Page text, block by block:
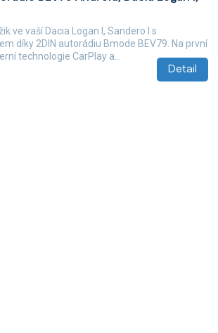
Detail
ve vaší Dacia Logan I, Sandero I s
díky 2DIN autorádiu Bmode BEV79. Na první
technologie CarPlay a...